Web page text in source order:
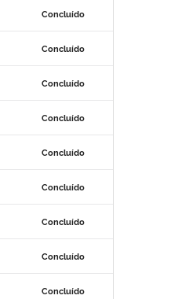
Concluído
Concluído
Concluído
Concluído
Concluído
Concluído
Concluído
Concluído
Concluído